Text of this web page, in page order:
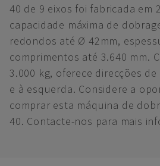
40 de 9 eixos foi fabricada em
capacidade máxima de
redondos até Ø 42mm,
comprimentos até 3.640 mm.
3.000 kg, oferece direcções
e à esquerda. Considere a
comprar esta máquina de
40. Contacte-nos para mais